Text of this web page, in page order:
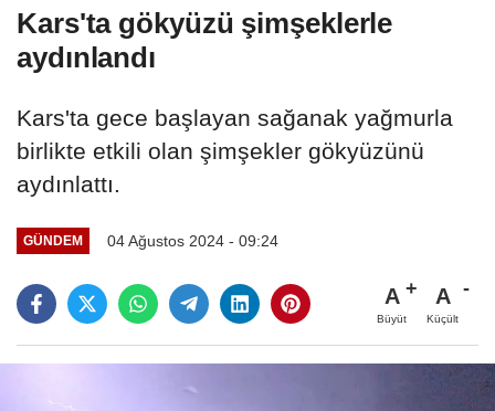
Kars'ta gökyüzü şimşeklerle
aydınlandı
Kars'ta gece başlayan sağanak yağmurla
birlikte etkili olan şimşekler gökyüzünü
aydınlattı.
GÜNDEM 04 Ağustos 2024 - 09:24
A
Büyüt
A
Küçült